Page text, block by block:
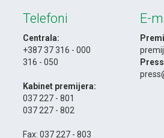
Telefoni
Centrala:
+387 37 316 - 000
316 - 050
Kabinet premijera:
037 227 - 801
037 227 - 802
Fax: 037 227 - 803
E-